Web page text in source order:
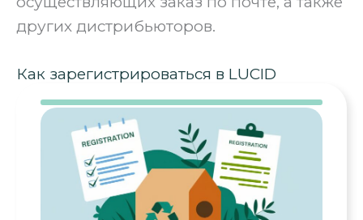
других дистрибьюторов.
Как зарегистрироваться в LUCID